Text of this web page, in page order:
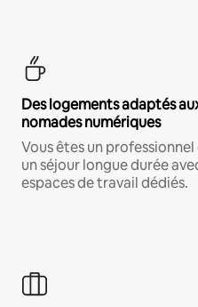
Des logements adaptés
nomades numériques
Vous êtes un
un séjour longue durée
espaces de travail dédiés.